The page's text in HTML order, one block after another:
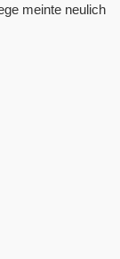
meinte neulich